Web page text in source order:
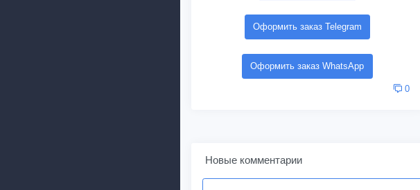
Оформить заказ Telegram
Оформить заказ WhatsApp
0
Новые комментарии